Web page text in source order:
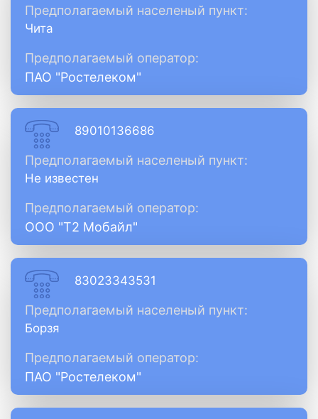
Предполагаемый населеный пункт:
Чита
Предполагаемый оператор:
ПАО "Ростелеком"
89010136686
Предполагаемый населеный пункт:
Не известен
Предполагаемый оператор:
ООО "Т2 Мобайл"
83023343531
Предполагаемый населеный пункт:
Борзя
Предполагаемый оператор:
ПАО "Ростелеком"